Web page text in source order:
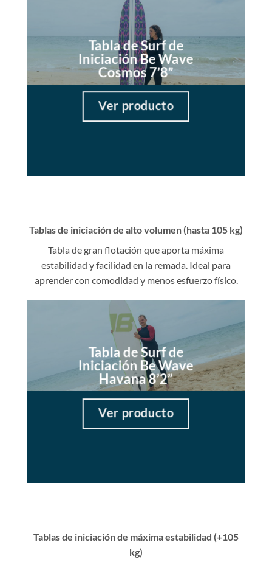
Tabla de Surf de
Iniciación Be Wave
Cosmos 7’8”
Ver producto
Tablas de iniciación de alto volumen (hasta 105 kg)
Tabla de gran flotación que aporta máxima
estabilidad y facilidad en la remada. Ideal para
aprender con comodidad y menos esfuerzo físico.
Tabla de Surf de
Iniciación Be Wave
Havana 8’2”
Ver producto
Tablas de iniciación de máxima estabilidad (+105
kg)